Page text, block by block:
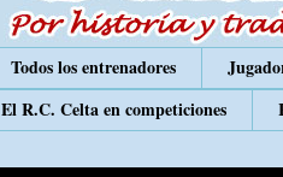
Todos los entrenadores
El R.C. Celta en competiciones